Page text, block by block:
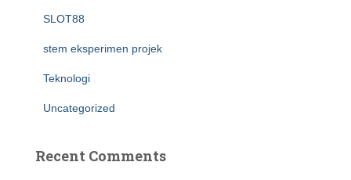
SLOT88
stem eksperimen projek
Teknologi
Uncategorized
Recent Comments